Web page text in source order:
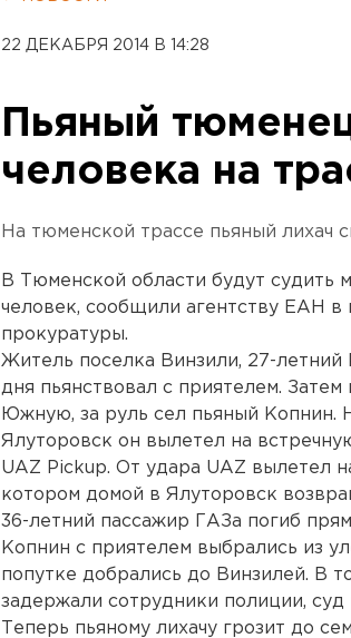
22 ДЕКАБРЯ 2014 В 14:28
Пьяный
человека на
На тюменской трассе пьяный лихач
В Тюменской области будут судить
человек, сообщили агентству ЕАН в
прокуратуры.
Житель поселка Винзили, 27-летний
дня пьянствовал с приятелем.
Южную, за руль сел пьяный Копнин.
Ялуторовск он вылетел на
UAZ Pickup. От удара UAZ вылетел
котором домой в Ялуторовск
36-летний пассажир ГАЗа погиб
Копнин с приятелем выбрались из
попутке добрались до Винзилей. В
задержали сотрудники полиции,
Теперь пьяному лихачу грозит до